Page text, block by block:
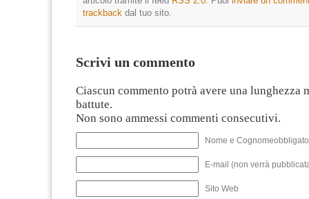
trackback dal tuo sito.
Scrivi un commento
Ciascun commento potrà avere una lunghezza
battute.
Non sono ammessi commenti consecutivi.
Nome e
E-mail (non verrà
Sito Web